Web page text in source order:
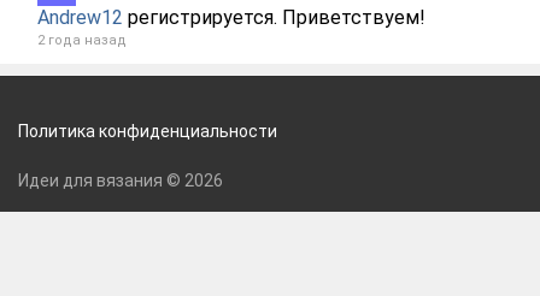
Andrew12 регистрируется. Приветствуем!
2 года назад
Политика конфиденциальности
Идеи для вязания © 2026